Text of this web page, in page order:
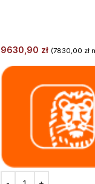
9630,90 zł (7830,00 zł
Alternative: